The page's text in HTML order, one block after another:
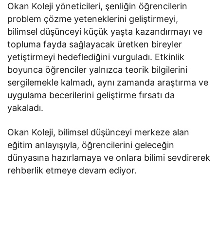
Okan Koleji yöneticileri, şenliğin öğrencilerin
problem çözme yeteneklerini geliştirmeyi,
bilimsel düşünceyi küçük yaşta kazandırmayı ve
topluma fayda sağlayacak üretken bireyler
yetiştirmeyi hedeflediğini vurguladı. Etkinlik
boyunca öğrenciler yalnızca teorik bilgilerini
sergilemekle kalmadı, aynı zamanda araştırma ve
uygulama becerilerini geliştirme fırsatı da
yakaladı.
Okan Koleji, bilimsel düşünceyi merkeze alan
eğitim anlayışıyla, öğrencilerini geleceğin
dünyasına hazırlamaya ve onlara bilimi sevdirerek
rehberlik etmeye devam ediyor.